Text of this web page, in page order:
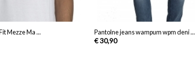
Mezze Ma ... Pantolne jeans wampum wpm deni ...
€ 30,90